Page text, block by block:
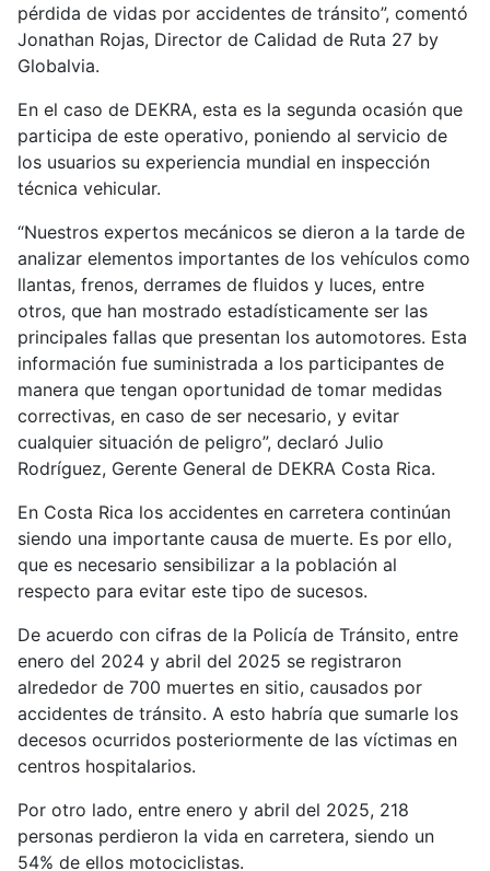
pérdida de vidas por accidentes de tránsito”, comentó
Jonathan Rojas, Director de Calidad de Ruta 27 by
Globalvia.
En el caso de DEKRA, esta es la segunda ocasión que
participa de este operativo, poniendo al servicio de
los usuarios su experiencia mundial en inspección
técnica vehicular.
“Nuestros expertos mecánicos se dieron a la tarde de
analizar elementos importantes de los vehículos como
llantas, frenos, derrames de fluidos y luces, entre
otros, que han mostrado estadísticamente ser las
principales fallas que presentan los automotores. Esta
información fue suministrada a los participantes de
manera que tengan oportunidad de tomar medidas
correctivas, en caso de ser necesario, y evitar
cualquier situación de peligro”, declaró Julio
Rodríguez, Gerente General de DEKRA Costa Rica.
En Costa Rica los accidentes en carretera continúan
siendo una importante causa de muerte. Es por ello,
que es necesario sensibilizar a la población al
respecto para evitar este tipo de sucesos.
De acuerdo con cifras de la Policía de Tránsito, entre
enero del 2024 y abril del 2025 se registraron
alrededor de 700 muertes en sitio, causados por
accidentes de tránsito. A esto habría que sumarle los
decesos ocurridos posteriormente de las víctimas en
centros hospitalarios.
Por otro lado, entre enero y abril del 2025, 218
personas perdieron la vida en carretera, siendo un
54% de ellos motociclistas.